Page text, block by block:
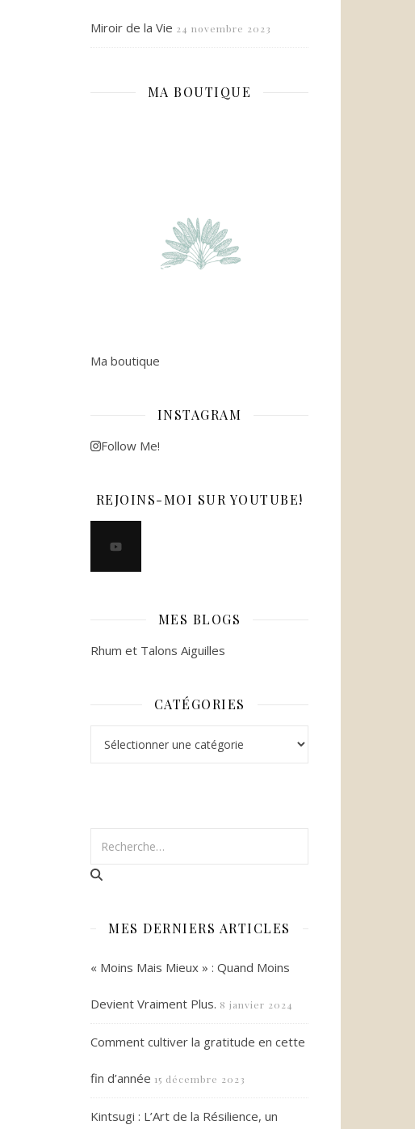
Miroir de la Vie 24 novembre 2023
MA BOUTIQUE
Ma boutique
INSTAGRAM
Follow Me!
REJOINS-MOI SUR YOUTUBE!
MES BLOGS
Rhum et Talons Aiguilles
CATÉGORIES
MES DERNIERS ARTICLES
« Moins Mais Mieux » : Quand Moins
Devient Vraiment Plus. 8 janvier 2024
Comment cultiver la gratitude en cette
fin d’année 15 décembre 2023
Kintsugi : L’Art de la Résilience, un